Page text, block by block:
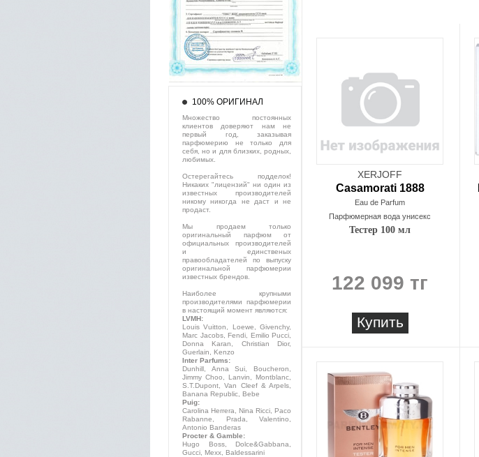
XERJOFF
Casamorati 1888
Eau de Parfum
Парфюмерная вода унисекс
Тестер 100 мл
122 099 тг
Купить
100% ОРИГИНАЛ
Множество постоянных
клиентов доверяют нам не
первый год, заказывая
парфюмерию не только для
себя, но и для близких, родных,
любимых.
Остерегайтесь подделок!
Никаких "лицензий" ни один из
известных производителей
никому никогда не даст и не
продаст.
Мы продаем только
оригинальный парфюм от
официальных производителей
и единственых
правообладателей по выпуску
оригинальной парфюмерии
известных брендов.
Наиболее крупными
производителями парфюмерии
в настоящий момент являются:
LVMH:
Louis Vuitton, Loewe, Givenchy,
Marc Jacobs, Fendi, Emilio Pucci,
Donna Karan, Christian Dior,
Guerlain, Kenzo
Inter Parfums:
Dunhill, Anna Sui, Boucheron,
Jimmy Choo, Lanvin, Montblanc,
S.T.Dupont, Van Cleef & Arpels,
Banana Republic, Bebe
Puig:
Carolina Herrera, Nina Ricci, Paco
Rabanne, Prada, Valentino,
Antonio Banderas
Procter & Gamble:
Hugo Boss, Dolce&Gabbana,
Gucci, Mexx, Baldessarini